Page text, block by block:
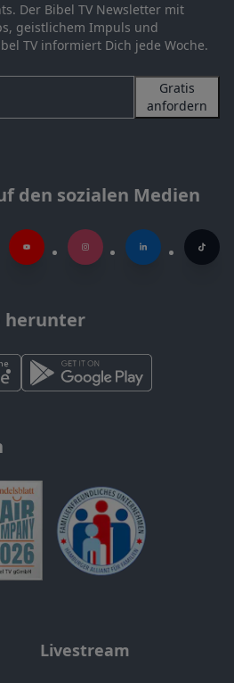
Der Bibel TV Newsletter mit
geistlichem Impuls und
TV informiert Dich jede Woche.
Gratis
anfordern
den sozialen Medien
herunter
Livestream